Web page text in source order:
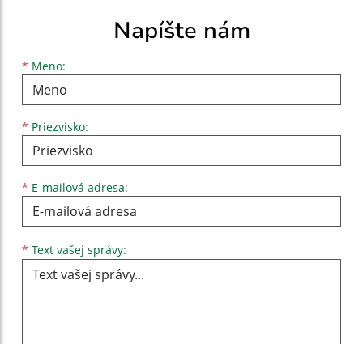
Napíšte nám
* Meno:
Meno
* Priezvisko:
Priezvisko
* E-mailová adresa:
E-mailová adresa
* Text vašej správy: